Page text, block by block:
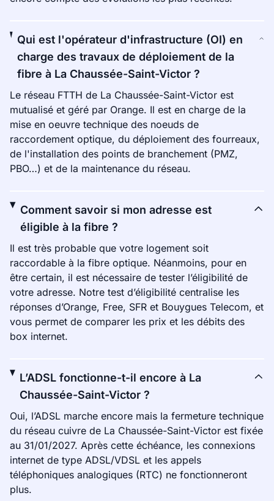
Qui est l'opérateur d'infrastructure (OI) en
charge des travaux de déploiement de la
fibre à La Chaussée-Saint-Victor ?
Le réseau FTTH de La Chaussée-Saint-Victor est
mutualisé et géré par Orange. Il est en charge de la
mise en oeuvre technique des noeuds de
raccordement optique, du déploiement des fourreaux,
de l'installation des points de branchement (PMZ,
PBO…) et de la maintenance du réseau.
Comment savoir si mon adresse est
éligible à la fibre ?
Il est très probable que votre logement soit
raccordable à la fibre optique. Néanmoins, pour en
être certain, il est nécessaire de tester l’éligibilité de
votre adresse. Notre test d’éligibilité centralise les
réponses d’Orange, Free, SFR et Bouygues Telecom, et
vous permet de comparer les prix et les débits des
box internet.
L’ADSL fonctionne-t-il encore à La
Chaussée-Saint-Victor ?
Oui, l’ADSL marche encore mais la fermeture technique
du réseau cuivre de La Chaussée-Saint-Victor est fixée
au 31/01/2027. Après cette échéance, les connexions
internet de type ADSL/VDSL et les appels
téléphoniques analogiques (RTC) ne fonctionneront
plus.